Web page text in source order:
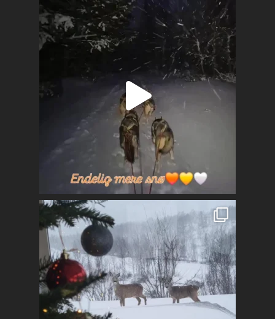
Kontakt
Mest populært siste